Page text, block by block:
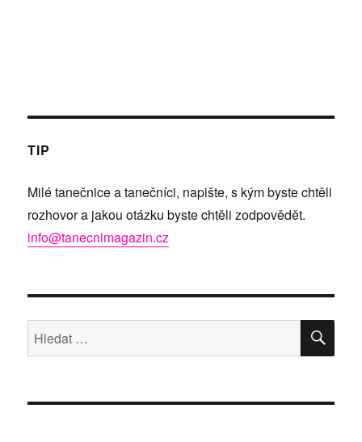
TIP
Milé tanečnice a tanečníci, napište, s kým byste chtěli
rozhovor a jakou otázku byste chtěli zodpovědět.
info@tanecnimagazin.cz
Hledat: